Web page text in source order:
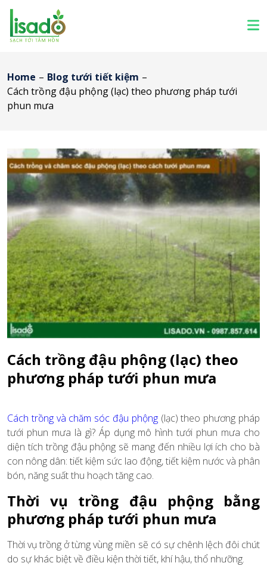
Home – Blog tưới tiết kiệm –
Cách trồng đậu phộng (lạc) theo phương pháp tưới
phun mưa
Cách trồng đậu phộng (lạc) theo
phương pháp tưới phun mưa
Cách trồng và chăm sóc đậu phộng(lạc) theo phương pháp
tưới phun mưa là gì? Áp dụng mô hình tưới phun mưa cho
diện tích trồng đậu phộng sẽ mang đến nhiều lợi ích cho bà
con nông dân: tiết kiệm sức lao động, tiết kiệm nước và phân
bón, năng suất thu hoạch tăng cao.
Thời vụ trồng đậu phộng bằng
phương pháp tưới phun mưa
Thời vụ trồng ở từng vùng miền sẽ có sự chênh lệch đôi chút
do sự khác biệt về điều kiện thời tiết, khí hậu, thổ nhưỡng.